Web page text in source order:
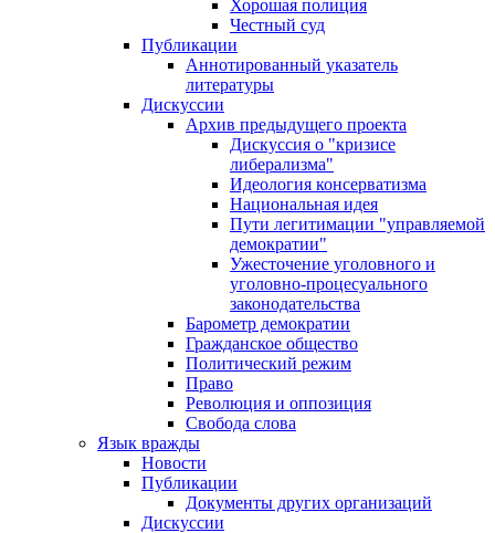
Хорошая полиция
Честный суд
Публикации
Аннотированный указатель
литературы
Дискуссии
Архив предыдущего проекта
Дискуссия о "кризисе
либерализма"
Идеология консерватизма
Национальная идея
Пути легитимации "управляемой
демократии"
Ужесточение уголовного и
уголовно-процесуального
законодательства
Барометр демократии
Гражданское общество
Политический режим
Право
Революция и оппозиция
Свобода слова
Язык вражды
Новости
Публикации
Документы других организаций
Дискуссии